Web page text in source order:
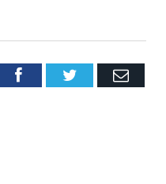
FacebookTwitter Email